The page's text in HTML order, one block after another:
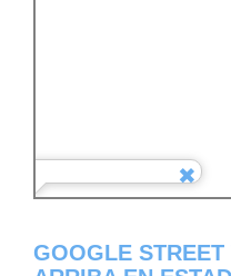
GOOGLE